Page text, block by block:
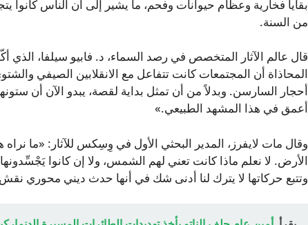
بقايا فخارية وعظام حيوانات وفحم، ما يشير إلى أن الناس
من السنة.
قال عالم الآثار المتخصص في رصد السماء، د. فابيو سيلفا، الذي
المحاذاة أن المجتمعات كانت تتفاعل مع الانقلابين الصيفي
أحجار السارسن. وبدلاً من أن تمثل بداية لقصة، يبدو الآن أن
أعمق في هذا المشهد الطبيعي.»
وقال مات لايفرز، المدير البحثي الأول في وِسِكس للآثار: «ما
الأرض. لا نعلم ماذا كانت تعني لهم الشمس، ولا إن كانوا
وتتبع حركاتها لا يترك لنا أدنى شك في أنها حدث ديني محوري